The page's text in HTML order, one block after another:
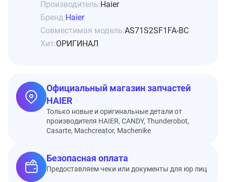
Производитель:Haier
Бренд:Haier
Совместимая модель:AS71S2SF1FA-BC
Хит:ОРИГИНАЛ
Официальный магазин запчастей
HAIER
Только новые и оригинальные детали от
производителя HAIER, CANDY, Thunderobot,
Casarte, Machcreator, Machenike
Безопасная оплата
Предоставляем чеки или документы для юр лиц